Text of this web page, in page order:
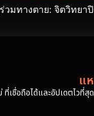
วมทางตาย: จิตวิทย
แ
เชื่อถือได้และอัปเดตไวที่